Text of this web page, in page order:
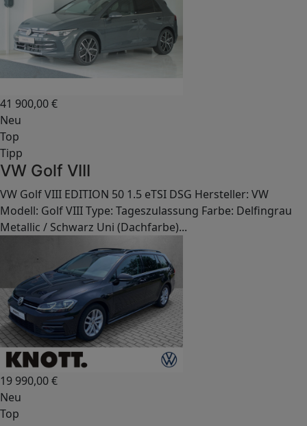
41 900,00€
Neu
Top
Tipp
VW Golf VIII
VW Golf VIII EDITION 50 1.5 eTSI DSG Hersteller: VW
Modell: Golf VIII Type: Tageszulassung Farbe: Delfingrau
Metallic / Schwarz Uni (Dachfarbe)...
19 990,00€
Neu
Top